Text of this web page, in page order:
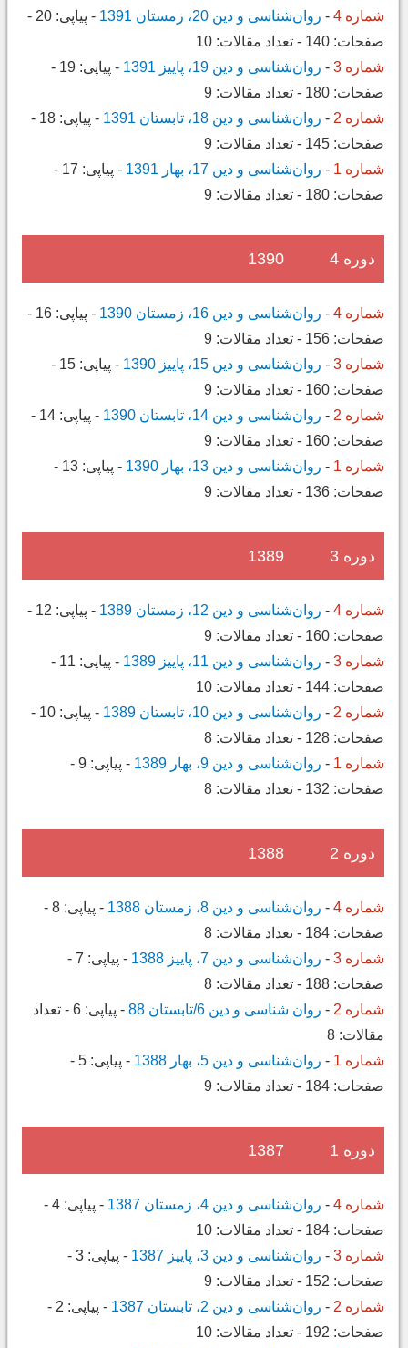
شماره 4 - روان‌شناسی و دین 20، زمستان 1391 - پیاپی: 20
-
صفحات: 140
- تعداد مقالات: 10
شماره 3
- روان‌شناسی و دین 19، پاییز 1391 - پیاپی: 19
-
صفحات: 180
- تعداد مقالات: 9
شماره 2
- روان‌شناسی و دین 18، تابستان 1391 - پیاپی: 18
-
صفحات: 145
- تعداد مقالات: 9
شماره 1
- روان‌شناسی و دین 17، بهار 1391 - پیاپی: 17
-
صفحات: 180
- تعداد مقالات: 9
دوره 4 1390
شماره 4 - روان‌شناسی و دین 16، زمستان 1390 - پیاپی: 16
-
صفحات: 156
- تعداد مقالات: 9
شماره 3
- روان‌شناسی و دین 15، پاییز 1390 - پیاپی: 15
-
صفحات: 160
- تعداد مقالات: 9
شماره 2
- روان‌شناسی و دین 14، تابستان 1390 - پیاپی: 14
-
صفحات: 160
- تعداد مقالات: 9
شماره 1
- روان‌شناسی و دین 13، بهار 1390 - پیاپی: 13
-
صفحات: 136
- تعداد مقالات: 9
دوره 3 1389
شماره 4 - روان‌شناسی و دین 12، زمستان 1389 - پیاپی: 12
-
صفحات: 160
- تعداد مقالات: 9
شماره 3
- روان‌شناسی و دین 11، پاییز 1389 - پیاپی: 11
-
صفحات: 144
- تعداد مقالات: 10
شماره 2
- روان‌شناسی و دین 10، تابستان 1389 - پیاپی: 10
-
صفحات: 128
- تعداد مقالات: 8
شماره 1
- روان‌شناسی و دین 9، بهار 1389 - پیاپی: 9
-
صفحات: 132
- تعداد مقالات: 8
دوره 2 1388
شماره 4 - روان‌شناسی و دین 8، زمستان 1388 - پیاپی: 8
-
صفحات: 184
- تعداد مقالات: 8
شماره 3
- روان‌شناسی و دین 7، پاییز 1388 - پیاپی: 7
-
صفحات: 188
- تعداد مقالات: 8
شماره 2
- روان شناسی و دین 6/تابستان 88 - پیاپی: 6
- تعداد
مقالات: 8
شماره 1
- روان‌شناسی و دین 5، بهار 1388 - پیاپی: 5
-
صفحات: 184
- تعداد مقالات: 9
دوره 1 1387
شماره 4 - روان‌شناسی و دین 4، زمستان 1387 - پیاپی: 4
-
صفحات: 184
- تعداد مقالات: 10
شماره 3
- روان‌شناسی و دین 3، پاییز 1387 - پیاپی: 3
-
صفحات: 152
- تعداد مقالات: 9
شماره 2
- روان‌شناسی و دین 2، تابستان 1387 - پیاپی: 2
-
صفحات: 192
- تعداد مقالات: 10